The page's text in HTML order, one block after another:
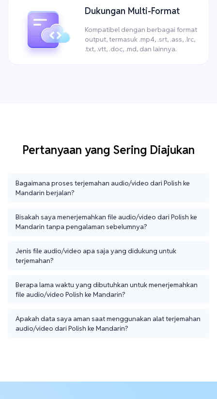
Dukungan Multi-Format
Kompatibel dengan berbagai format
output, termasuk .mp4, .srt, .ass, .lrc,
.txt, .vtt, .doc, .md, dan lainnya.
Pertanyaan yang Sering Diajukan
Bagaimana proses terjemahan audio/video dari Polish ke
Mandarin berjalan?
Bisakah saya menerjemahkan file audio/video dari Polish ke
Mandarin tanpa pengalaman sebelumnya?
Jenis file audio/video apa saja yang didukung untuk
terjemahan?
Berapa lama waktu yang dibutuhkan untuk menerjemahkan
file audio/video Polish ke Mandarin?
Apakah data saya aman saat menggunakan alat terjemahan
audio/video dari Polish ke Mandarin?